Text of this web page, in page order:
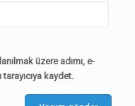
üzere adımı, e-
kaydet.